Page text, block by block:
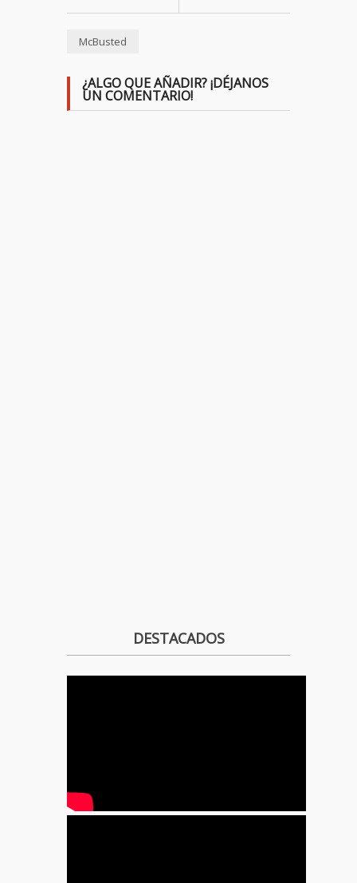
McBusted
¿ALGO QUE AÑADIR? ¡DÉJANOS
UN COMENTARIO!
DESTACADOS